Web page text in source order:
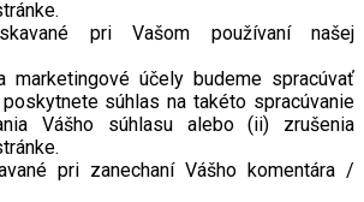
pri Vašom používaní našej
marketingové účely budeme spracúvať
súhlas na takéto spracúvanie
Vášho súhlasu alebo (ii) zrušenia
pri zanechaní Vášho komentára /